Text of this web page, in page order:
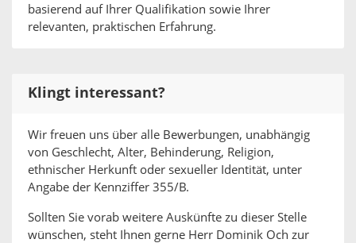
basierend auf Ihrer Qualifikation sowie Ihrer
relevanten, praktischen Erfahrung.
Klingt interessant?
Wir freuen uns über alle Bewerbungen, unabhängig
von Geschlecht, Alter, Behinderung, Religion,
ethnischer Herkunft oder sexueller Identität, unter
Angabe der Kennziffer 355/B.
Sollten Sie vorab weitere Auskünfte zu dieser Stelle
wünschen, steht Ihnen gerne Herr Dominik Och zur